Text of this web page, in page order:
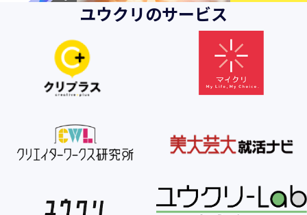
ユウクリのサービス